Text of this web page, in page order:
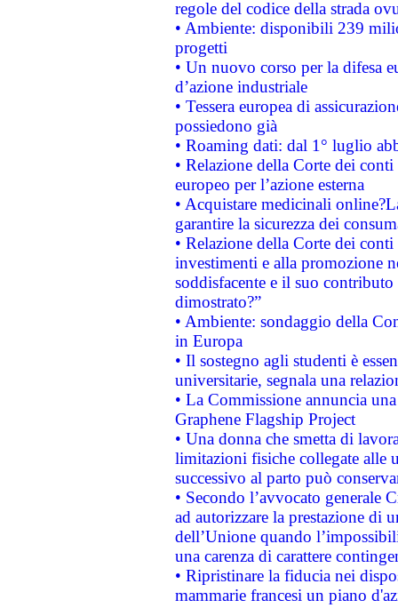
regole del codice della strada
• Ambiente: disponibili 239
progetti
• Un nuovo corso per la difesa
d’azione industriale
• Tessera europea di
possiedono già
• Roaming dati: dal 1° luglio
• Relazione della Corte dei
europeo per l’azione esterna
• Acquistare medicinali
garantire la sicurezza dei
• Relazione della Corte dei
investimenti e alla promozione
soddisfacente e il suo
dimostrato?”
• Ambiente: sondaggio della
in Europa
• Il sostegno agli studenti è
universitarie, segnala una
• La Commissione annuncia
Graphene Flagship Project
• Una donna che smetta di
limitazioni fisiche collegate alle
successivo al parto può
• Secondo l’avvocato
ad autorizzare la prestazione di
dell’Unione quando
una carenza di carattere
• Ripristinare la fiducia nei
mammarie francesi un piano